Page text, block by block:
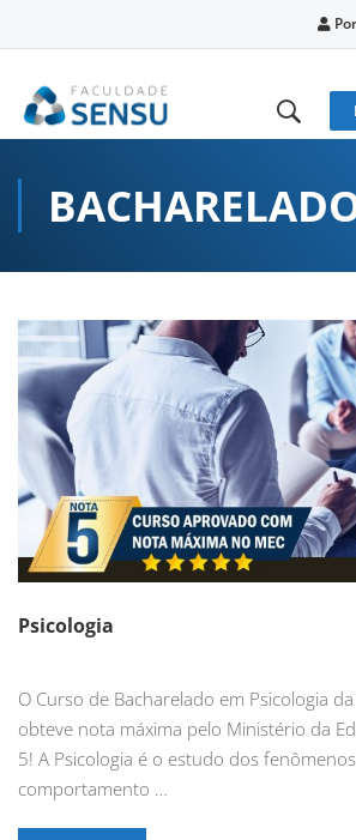
Psicologia
O Curso de Bacharelado em Psicologia
obteve nota máxima pelo Ministério da
5! A Psicologia é o estudo dos
comportamento …